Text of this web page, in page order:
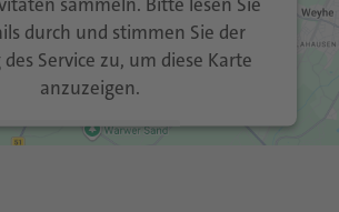
durch und stimmen Sie der
Service zu, um diese Karte
anzuzeigen.
Mehr Informationen